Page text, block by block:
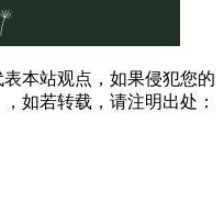
本站观点，如果侵犯您的
，如若转载，请注明出处：